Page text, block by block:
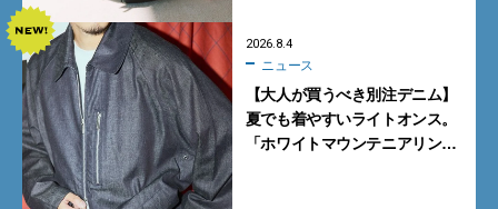
2026.8.4
ニュース
【大人が買うべき別注デニム】
夏でも着やすいライトオンス。
「ホワイトマウンテニアリン